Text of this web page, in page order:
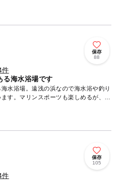
保存
88
件
る海水浴場です
水浴場。遠浅の浜なので海水浴や釣り
す。マリンスポーツも楽しめるが、水
保存
105
件